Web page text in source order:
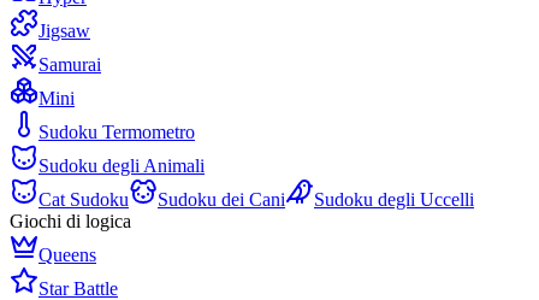
Jigsaw
Samurai
Mini
Sudoku Termometro
Sudoku degli Animali
Cat Sudoku
Sudoku dei Cani
Sudoku degli Uccelli
Giochi di logica
Queens
Star Battle